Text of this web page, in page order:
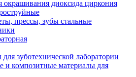
окрашивания диоксида циркония
прессы, зубы стальные
зуботехнической лаборатории
и композитные материалы для